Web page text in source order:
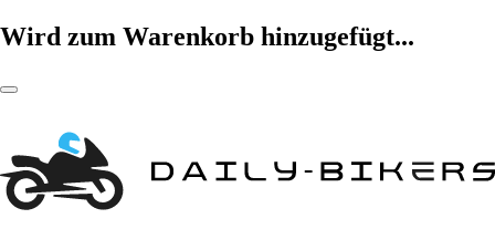
Wird zum Warenkorb hinzugefügt...